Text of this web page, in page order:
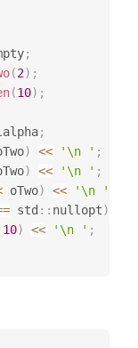
;
(2) ;
(10) ;
;
) << '\n ' ;
) << '\n ' ;
oTwo) << '\n '
std :: nullopt)
10) << '\n ' ;